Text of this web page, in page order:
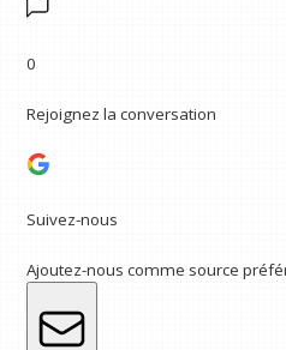
0
Rejoignez la conversation
Suivez-nous
Ajoutez-nous comme source